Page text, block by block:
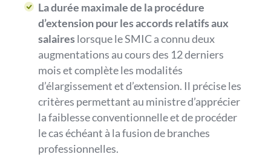
La durée maximale de la procédure
d’extension pour les accords relatifs aux
salaireslorsque le SMIC a connu deux
augmentations au cours des 12 derniers
mois et complète les modalités
d’élargissement et d’extension. Il précise les
critères permettant au ministre d’apprécier
la faiblesse conventionnelle et de procéder
le cas échéant à la fusion de branches
professionnelles.